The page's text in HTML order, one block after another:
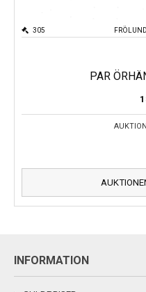
305
PAR
INFORMATION